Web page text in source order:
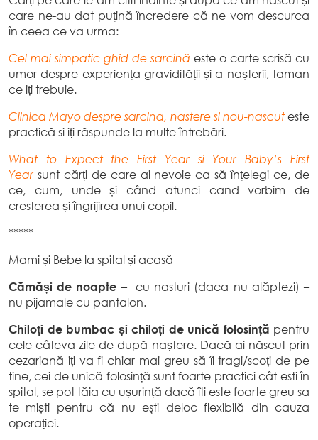
care ne-au dat puțină încredere că ne vom descurca
în ceea ce va urma:
Cel mai simpatic ghid de sarcină este o carte scrisă cu
umor despre experiența gravidității și a nașterii, taman
ce iți trebuie.
Clinica Mayo despre sarcina, nastere si nou-nascut este
practică si iți răspunde la multe întrebări.
What to Expect the First YearsiYour Baby’s First
Year sunt cărți de care ai nevoie ca să înțelegi ce, de
ce, cum, unde și când atunci cand vorbim de
cresterea și îngrijirea unui copil.
*****
Mami și Bebe la spital și acasă
Cămăși de noapte – cu nasturi (daca nu alăptezi) –
nu pijamale cu pantalon.
Chiloți de bumbac și chiloți de unică folosință pentru
cele câteva zile de după naștere. Dacă ai născut prin
cezariană iți va fi chiar mai greu să îi tragi/scoți de pe
tine, cei de unică folosință sunt foarte practici cât esti în
spital, se pot tăia cu ușurință dacă îti este foarte greu sa
te miști pentru că nu eşti deloc flexibilă din cauza
operației.